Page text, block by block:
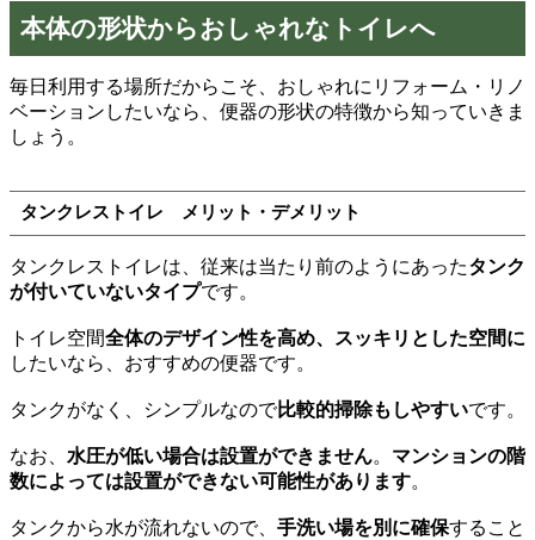
本体の形状からおしゃれなトイレへ
毎日利用する場所だからこそ、おしゃれにリフォーム・リノ
ベーションしたいなら、便器の形状の特徴から知っていきま
しょう。
タンクレストイレ メリット・デメリット
タンクレストイレは、従来は当たり前のようにあったタンク
が付いていないタイプです。
トイレ空間全体のデザイン性を高め、スッキリとした空間に
したいなら、おすすめの便器です。
タンクがなく、シンプルなので比較的掃除もしやすいです。
なお、 水圧が低い場合は設置ができません。 マンションの階
数によっては設置ができない可能性があります。
タンクから水が流れないので、 手洗い場を別に確保すること